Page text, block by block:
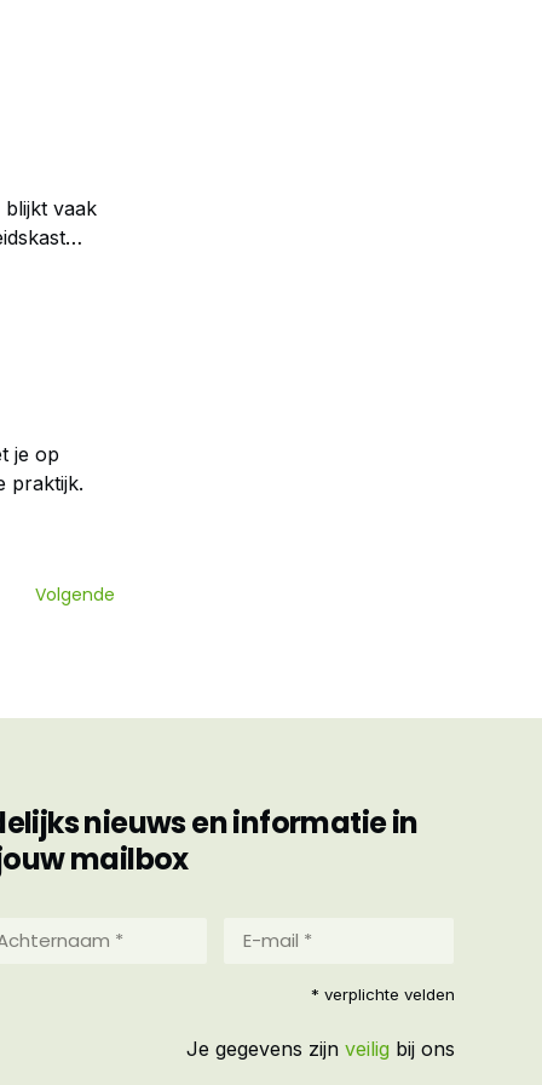
gelden de
blijkt vaak
je op
praktijk.
Volgende
nieuws en informatie in
mailbox
mail
* verplichte velden
Je gegevens zijn veilig bij ons